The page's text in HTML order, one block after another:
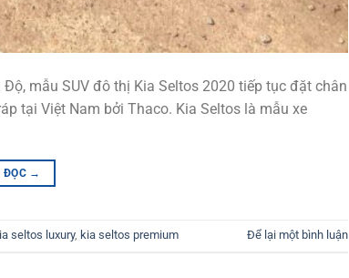
mẫu SUV đô thị Kia Seltos 2020 tiếp tục đặt chân
tại Việt Nam bởi Thaco. Kia Seltos là mẫu xe
ĐỌC →
seltos luxury, kia seltos premium Để lại một bình luận